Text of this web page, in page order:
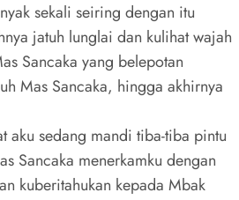
sekali seiring dengan itu
jatuh lunglai dan kulihat wajah
Sancaka yang belepotan
Mas Sancaka, hingga akhirnya
aku sedang mandi tiba-tiba pintu
Sancaka menerkamku dengan
kuberitahukan kepada Mbak